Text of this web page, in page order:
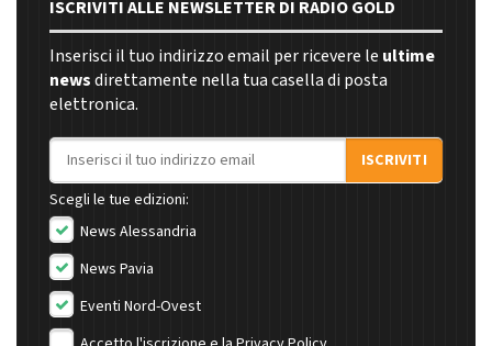
ISCRIVITI ALLE NEWSLETTER DI RADIO GOLD
Inserisci il tuo indirizzo email per ricevere le ultime
newsdirettamente nella tua casella di posta
elettronica.
Indirizzo email
ISCRIVITI
Scegli le tue edizioni:
News Alessandria
News Pavia
Eventi Nord-Ovest